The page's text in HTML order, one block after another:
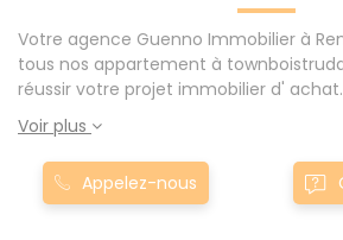
Votre agence Guenno Immobilier à
tous nos appartement à townboistrudan0boistrudan pour
réussir votre projet immobilier d' achat. Consultez
l'ensemble de nos offres à Rennes
alentours : Le Rheu, Pacé, Montgermont... Nos
T1 à townboistrudan0boistrudan sont proposés au meilleur
prix du marché pour permettre au
Voir plus
Appelez-nous